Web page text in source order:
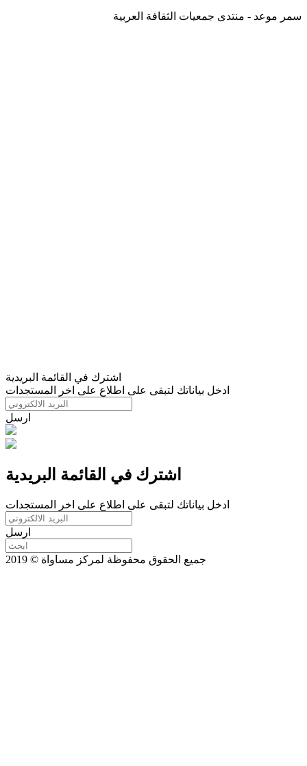
سمر موعد - منتدى جمعيات الثقافة العربية
اشترك في القائمة البريدية
ادخل بياناتك لتبقى على اطلاع على اخر المستجدات
ارسل
اشترك في القائمة البريدية
ادخل بياناتك لتبقى على اطلاع على اخر المستجدات
ارسل
جميع الحقوق محفوظة لمركز مساواة © 2019